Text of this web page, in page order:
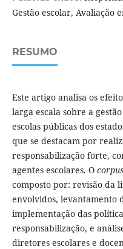
Gestão escolar, Avaliação
RESUMO
Este artigo analisa os
larga escala sobre a
escolas públicas dos
que se destacam por
responsabilização forte,
agentes escolares. O corpus
composto por: revisão da
envolvidos, levantamento
implementação das
responsabilização, e
diretores escolares e